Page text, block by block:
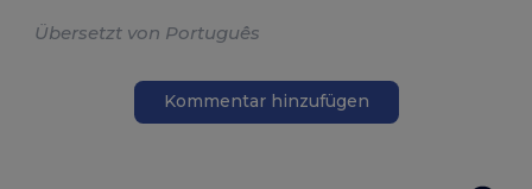
Übersetzt von Português
Kommentar hinzufügen